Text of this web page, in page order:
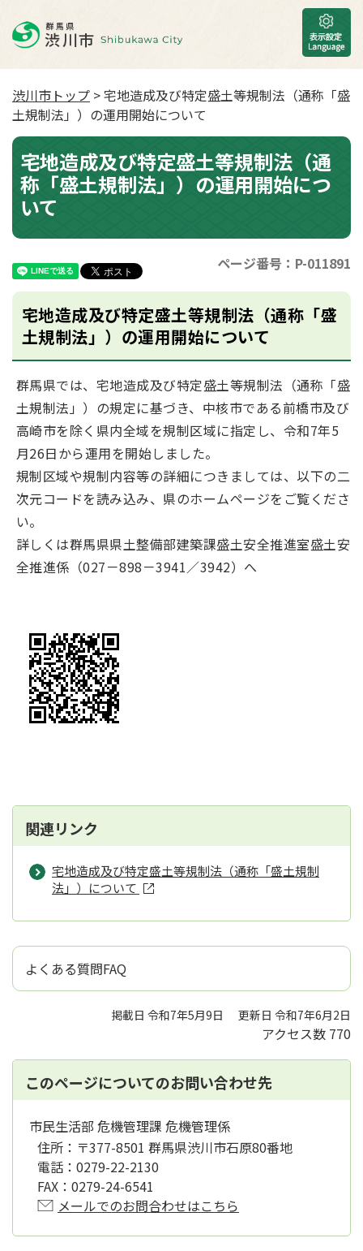
渋川市トップ > 宅地造成及び特定盛土等規制法（通称「盛
土規制法」）の運用開始について
宅地造成及び特定盛土等規制法（通
称「盛土規制法」）の運用開始につ
いて
ページ番号：P-011891
宅地造成及び特定盛土等規制法（通称「盛
土規制法」）の運用開始について
群馬県では、宅地造成及び特定盛土等規制法（通称「盛
土規制法」）の規定に基づき、中核市である前橋市及び
高崎市を除く県内全域を規制区域に指定し、令和7年5
月26日から運用を開始しました。
規制区域や規制内容等の詳細につきましては、以下の二
次元コードを読み込み、県のホームページをご覧くださ
い。
詳しくは群馬県県土整備部建築課盛土安全推進室盛土安
全推進係（027－898－3941／3942）へ
関連リンク
宅地造成及び特定盛土等規制法（通称「盛土規制
法」）について
よくある質問FAQ
掲載日 令和7年5月9日 更新日 令和7年6月2日
アクセス数 770
このページについてのお問い合わせ先
市民生活部 危機管理課 危機管理係
住所： 〒377-8501 群馬県渋川市石原80番地
電話： 0279-22-2130
FAX： 0279-24-6541
メールでのお問合わせはこちら